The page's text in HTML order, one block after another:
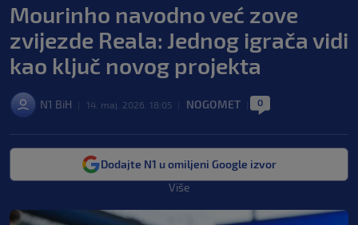
Mourinho navodno već zove
zvijezde Reala: Jednog igrača vidi
kao ključ novog projekta
N1 BiH 14. maj. 2026. 18:05 NOGOMET 0
Dodajte N1 u omiljeni Google izvor
Više